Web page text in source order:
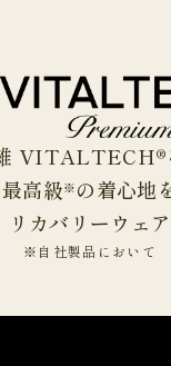
VITALTECH®
高級※の着心地
リカバリーウェア
※自社製品において